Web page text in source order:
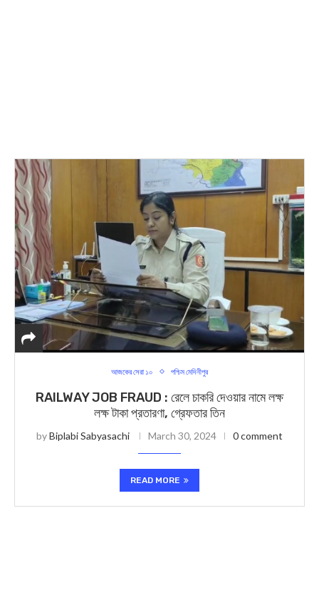
আজকের সেরা ১০ পশ্চিম মেদিনীপুর
RAILWAY JOB FRAUD : রেলে চাকরি দেওয়ার নামে লক্ষ
লক্ষ টাকা প্রতারণা, গ্রেফতার তিন
byBiplabi Sabyasachi March 30, 2024 0 comment
READ MORE